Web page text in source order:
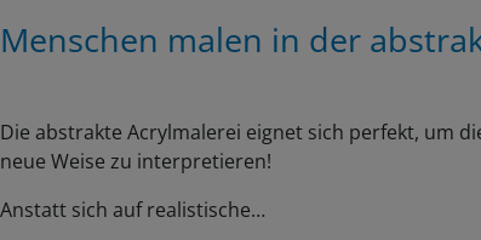
Menschen malen in der
Die abstrakte Acrylmalerei eignet sich perfekt, um
neue Weise zu interpretieren!
Anstatt sich auf realistische…